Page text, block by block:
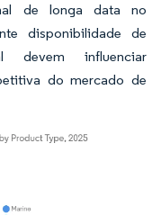
de longa data no
disponibilidade de
devem influenciar
do mercado de